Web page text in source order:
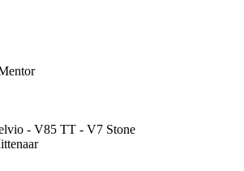
- V85 TT - V7 Stone